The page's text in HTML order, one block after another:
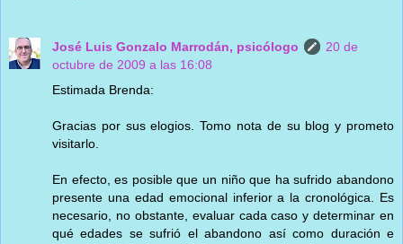
José Luis Gonzalo Marrodán, psicólogo
20 de
octubre de 2009 a las 16:08
Estimada Brenda:
Gracias por sus elogios. Tomo nota de su blog y prometo
visitarlo.
En efecto, es posible que un niño que ha sufrido abandono
presente una edad emocional inferior a la cronológica. Es
necesario, no obstante, evaluar cada caso y determinar en
qué edades se sufrió el abandono así como duración e